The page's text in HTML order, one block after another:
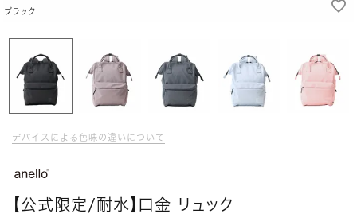
ブラック
デバイスによる色味の違いについて
【公式限定/耐水】口金 リュック